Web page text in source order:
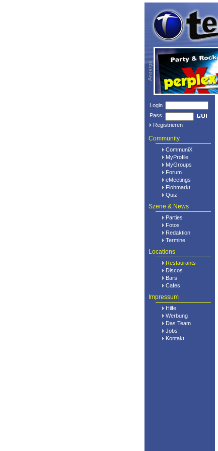
Login
Pass
Registrieren
Community
CommuniX
MyProfile
MyGroups
Forum
eMeetings
Flohmarkt
Quiz
Szene & News
Parties
Fotos
Redaktion
Termine
Locations
Restaurants
Discos
Bars
Cafes
Impressum
Hilfe
Werbung
Das Team
Jobs
Kontakt